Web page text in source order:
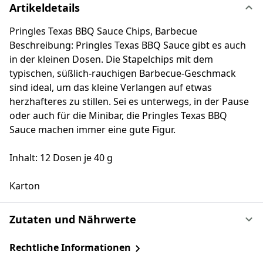
Artikeldetails
Pringles Texas BBQ Sauce Chips, Barbecue
Beschreibung: Pringles Texas BBQ Sauce gibt es auch
in der kleinen Dosen. Die Stapelchips mit dem
typischen, süßlich-rauchigen Barbecue-Geschmack
sind ideal, um das kleine Verlangen auf etwas
herzhafteres zu stillen. Sei es unterwegs, in der Pause
oder auch für die Minibar, die Pringles Texas BBQ
Sauce machen immer eine gute Figur.
Inhalt: 12 Dosen je 40 g
Karton
Zutaten und Nährwerte
Rechtliche Informationen